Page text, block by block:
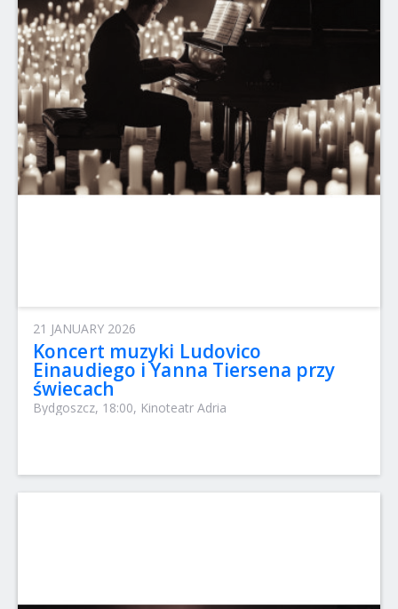
21 JANUARY 2026
Koncert muzyki Ludovico
Einaudiego i Yanna Tiersena przy
świecach
Bydgoszcz, 18:00, Kinoteatr Adria